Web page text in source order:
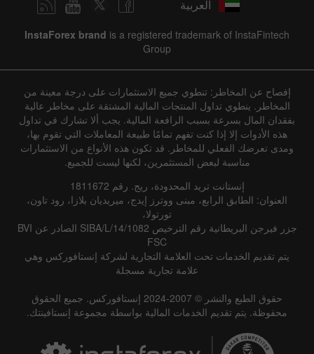
العربية
InstaForex brand is a registered trademark of InstaFintech
Group
إفصاح عن المخاطر: تنطوي جميع الاستثمارات على درجة معينة من
المخاطر. ينطوي تداول المنتجات المالية المشتقة على مخاطر عالية
بفقدان المال بسرعة بسبب الرافعة المالية. يجب ألا تشارك في تداول
هذه الأدوات إلا إذا كنت تفهم تمامًا طبيعة المعاملات التي تقوم بها،
ومدى تعرضك الفعلي للمخاطر. قد تكون هذه الأنواع من الاستثمارات
مناسبة لبعض المستثمرين، لكنها ليست للجميع.
إنستانت تريد المحدودة، ريج. رقم 1811672
العنوان: الطابق الرابع، مبنى ووترز إيدج، ميريديان بلازا، رود تاون،
تورتولا،
جزر فيرجن البريطانية رقم الترخيص SIBA/L/14/1082 الصادر عن BVI
FSC
يتم تقديم الخدمات تحت العلامة التجارية لشركة إنستافوركس وهي
علامة تجارية مسجلة
حقوق الطبع والنشر © 2007-2024 إنستافوركس. جميع الحقوق
محفوظة. يتم تقديم الخدمات المالية بواسطة مجموعة إنستافينتك.